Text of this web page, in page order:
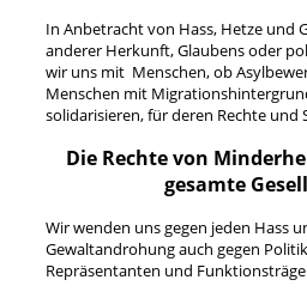
In Anbetracht von Hass, Hetze und
anderer Herkunft, Glaubens oder
wir uns mit Menschen, ob
Menschen mit
solidarisieren, für deren Rechte und
Die Rechte von
gesamte
Wir wenden uns gegen jeden Hass
Gewaltandrohung auch gegen
Repräsentanten und